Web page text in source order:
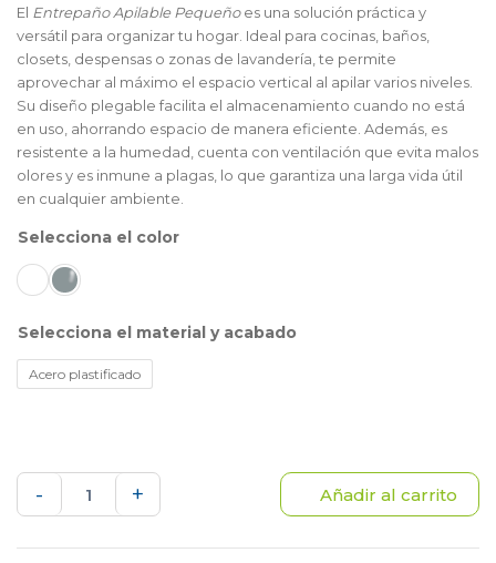
El Entrepaño Apilable Pequeñoes una solución práctica y
versátil para organizar tu hogar. Ideal para cocinas, baños,
closets, despensas o zonas de lavandería, te permite
aprovechar al máximo el espacio vertical al apilar varios niveles.
Su diseño plegable facilita el almacenamiento cuando no está
en uso, ahorrando espacio de manera eficiente. Además, es
resistente a la humedad, cuenta con ventilación que evita malos
olores y es inmune a plagas, lo que garantiza una larga vida útil
en cualquier ambiente.
color
material y acabado
Acero plastificado
-
Entrepaño
+ Añadir al carrito